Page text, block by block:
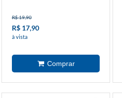
R$ 19,90
R$ 17,90
à vista